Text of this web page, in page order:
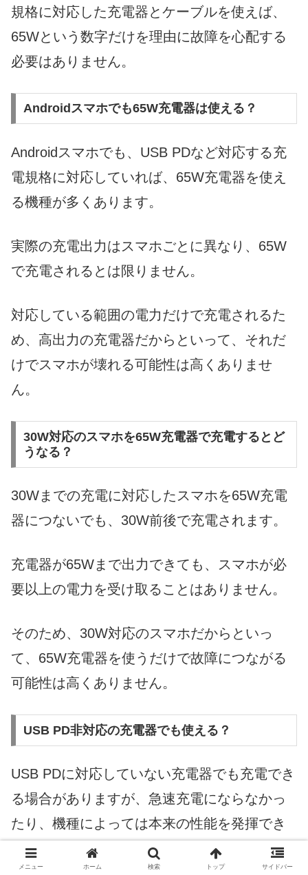
規格に対応した充電器とケーブルを使えば、
65Wという数字だけを理由に故障を心配する
必要はありません。
Androidスマホでも65W充電器は使える？
Androidスマホでも、USB PDなど対応する充
電規格に対応していれば、65W充電器を使え
る機種が多くあります。
実際の充電出力はスマホごとに異なり、65W
で充電されるとは限りません。
対応している範囲の電力だけで充電されるた
め、高出力の充電器だからといって、それだ
けでスマホが壊れる可能性は高くありませ
ん。
30W対応のスマホを65W充電器で充電するとど
うなる？
30Wまでの充電に対応したスマホを65W充電
器につないでも、30W前後で充電されます。
充電器が65Wまで出力できても、スマホが必
要以上の電力を受け取ることはありません。
そのため、30W対応のスマホだからといっ
て、65W充電器を使うだけで故障につながる
可能性は高くありません。
USB PD非対応の充電器でも使える？
USB PDに対応していない充電器でも充電でき
る場合がありますが、急速充電にならなかっ
たり、機種によっては本来の性能を発揮でき
なかったりすることがあります。
メニュー ホーム 検索 トップ サイドバー